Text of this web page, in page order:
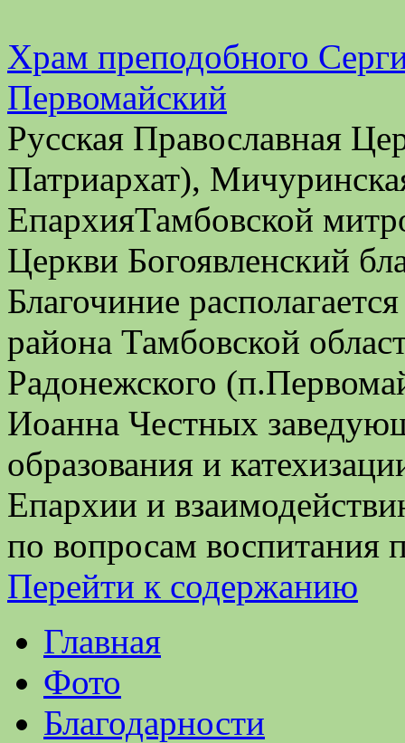
Храм преподобного
Первомайский
Русская Православная
Патриархат),
ЕпархияТамбовской
Церкви Богоявленский
Благочиние
района Тамбовской
Радонежского
Иоанна Честных
образования и
Епархии и
по вопросам воспитания
Перейти к содержанию
Главная
Фото
Благодарности